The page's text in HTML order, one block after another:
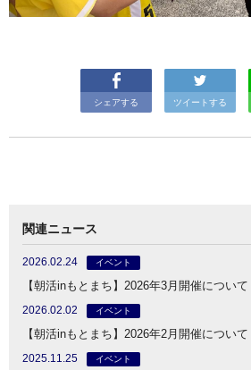
シェアする ツイートする
関連ニュース
2026.02.24 イベント
【朝活inもとまち】2026年3月開催について
2026.02.02 イベント
【朝活inもとまち】2026年2月開催について
2025.11.25 イベント